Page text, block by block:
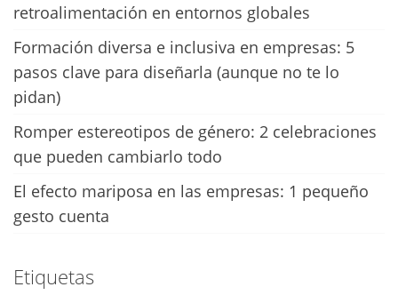
retroalimentación en entornos globales
Formación diversa e inclusiva en empresas: 5
pasos clave para diseñarla (aunque no te lo
pidan)
Romper estereotipos de género: 2 celebraciones
que pueden cambiarlo todo
El efecto mariposa en las empresas: 1 pequeño
gesto cuenta
Etiquetas